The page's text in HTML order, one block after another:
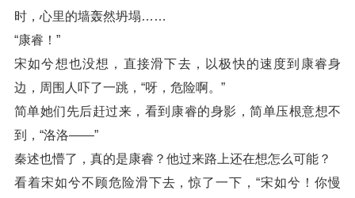
时，心里的墙轰然坍塌……
“康睿！”
宋如兮想也没想，直接滑下去，以极快的速度到康睿身
边，周围人吓了一跳，“呀，危险啊。”
简单她们先后赶过来，看到康睿的身影，简单压根意想不
到，“洛洛——”
秦述也懵了，真的是康睿？他过来路上还在想怎么可能？
看着宋如兮不顾危险滑下去，惊了一下，“宋如兮！你慢